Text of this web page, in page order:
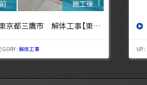
工事 【東京・埼玉・神奈川の解体工事なら東央建設へ】
:解体工事 UP